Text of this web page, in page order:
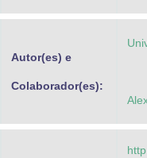
Advocacia-Geral da União
Planalto
Autor(es) e
Colaborador(es):